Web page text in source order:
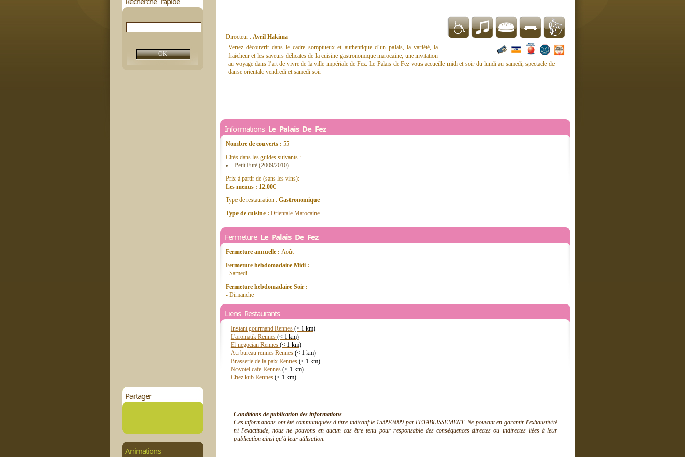
Partager
Animations
Directeur : Avril Hakima
Venez découvrir dans le cadre somptueux et authentique d’un palais, la variété, la
fraicheur et les saveurs délicates de la cuisine gastronomique marocaine, une invitation
au voyage dans l’art de vivre de la ville impériale de Fez. Le Palais de Fez vous accueille midi et soir du lundi au samedi, spectacle de
danse orientale vendredi et samedi soir
Informations Le Palais De Fez
Nombre de couverts : 55
Cités dans les guides suivants :
Petit Futé (2009/2010)
Prix à partir de (sans les vins):
Les menus : 12.00€
Type de restauration : Gastronomique
Type de cuisine : Orientale Marocaine
Fermeture Le Palais De Fez
Fermeture annuelle : Août
Fermeture hebdomadaire Midi :
- Samedi
Fermeture hebdomadaire Soir :
- Dimanche
Liens Restaurants
Instant gourmand Rennes (< 1 km)
L'aromatik Rennes (< 1 km)
El negocian Rennes (< 1 km)
Au bureau rennes Rennes (< 1 km)
Brasserie de la paix Rennes (< 1 km)
Novotel cafe Rennes (< 1 km)
Chez kub Rennes (< 1 km)
Conditions de publication des informations
Ces informations ont été communiquées à titre indicatif le 15/09/2009 par l'ETABLISSEMENT. Ne pouvant en garantir l'exhaustivité
ni l'exactitude, nous ne pouvons en aucun cas être tenu pour responsable des conséquences directes ou indirectes liées à leur
publication ainsi qu'à leur utilisation.